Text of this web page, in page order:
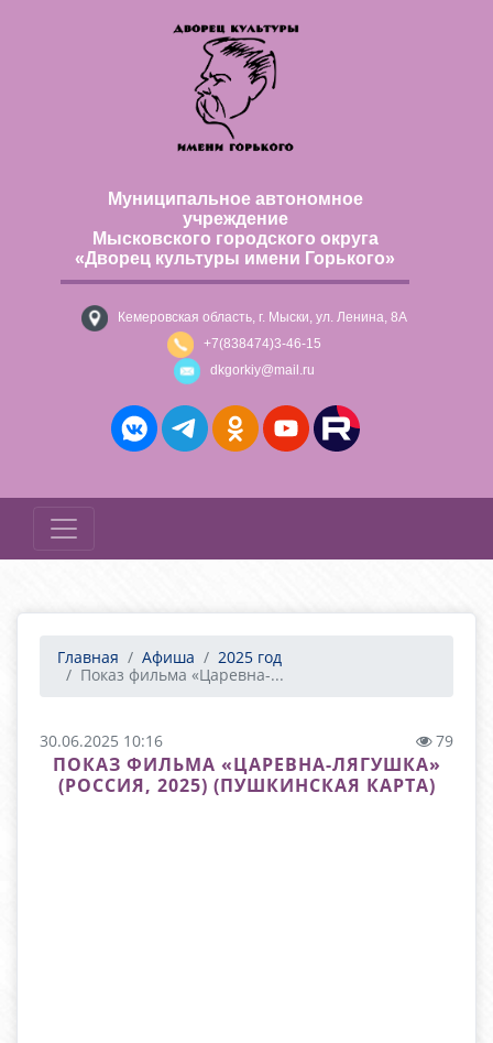
Муниципальное автономное
учреждение
Мысковского городского округа
«Дворец культуры имени Горького»
Кемеровская область, г. Мыски, ул. Ленина, 8А
+7(838474)3-46-15
dkgorkiy@mail.ru
Главная Афиша
2025 год
Показ фильма «Царевна-...
30.06.2025 10:16 79
ПОКАЗ ФИЛЬМА «ЦАРЕВНА-ЛЯГУШКА»
(РОССИЯ, 2025) (ПУШКИНСКАЯ КАРТА)